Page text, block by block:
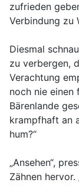
zufrieden
Verbindung zu
Diesmal
zu verbergen,
Verachtung
noch nie einen
Bärenlande
krampfhaft an
hum?“
„Ansehen“,
Zähnen